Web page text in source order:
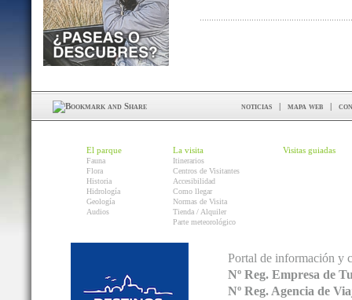
noticias | mapa web |
El parque
Fauna
Flora
Historia
Hidrología
Geología
Audios
La visita
Itinerarios
Centros de Visitantes
Accesibilidad
Como llegar
Normas de Visita
Tienda / Alquiler
Parte meteorológico
Visitas guiadas
Portal de información y
Nº Reg. Empresa de
Nº Reg. Agencia de